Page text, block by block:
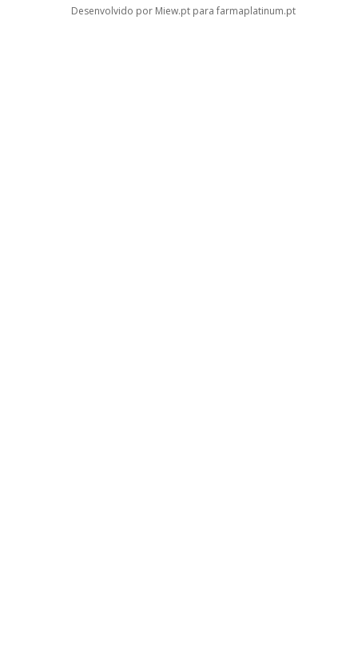
Desenvolvido por Miew.pt para farmaplatinum.pt